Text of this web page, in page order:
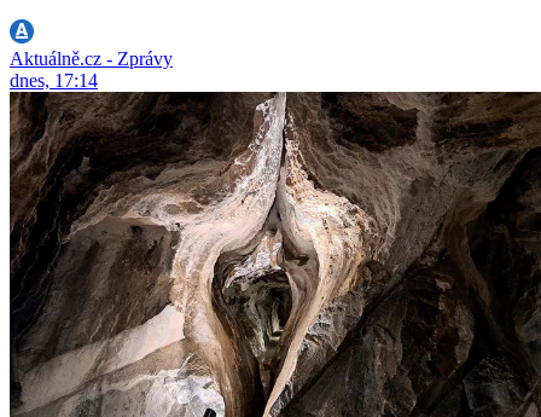
Aktuálně.cz - Zprávy
dnes, 17:14